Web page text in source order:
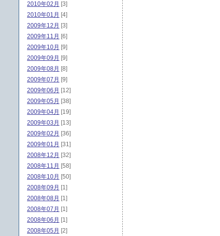
2010年02月 [3]
2010年01月 [4]
2009年12月 [3]
2009年11月 [6]
2009年10月 [9]
2009年09月 [9]
2009年08月 [8]
2009年07月 [9]
2009年06月 [12]
2009年05月 [38]
2009年04月 [19]
2009年03月 [13]
2009年02月 [36]
2009年01月 [31]
2008年12月 [32]
2008年11月 [58]
2008年10月 [50]
2008年09月 [1]
2008年08月 [1]
2008年07月 [1]
2008年06月 [1]
2008年05月 [2]